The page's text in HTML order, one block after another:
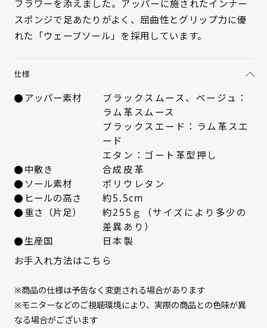
サイズを選択してください
22cm × 在庫なし
× 在庫なし
× 在庫なし
23.5cm ○ 在庫あり
24cm ○ 在庫あり
24.5cm △ 残りわずか
フラワーを添えました。アッパーに施されたインナー
スポンジで足あたりがよく、屈曲性とグリップ力に優
れた「ウェーブソール」を採用しています。
仕様
アッパー素材
ブラックスムース、ベージュ：
ラム革スムース
ブラックスエード：ラム革スエ
ード
エタン：ゴート革型押し
中敷き
合成皮革
ソール素材
ポリウレタン
ヒールの高さ
約5.5cm
重さ（片足）
約255ｇ（サイズにより多少の
差異あり）
生産国
日本製
お手入れ方法はこちら
※商品の仕様は予告なく変更される場合があります
※モニターなどのご視聴環境により、実際の商品との色味が異
なる場合がございます